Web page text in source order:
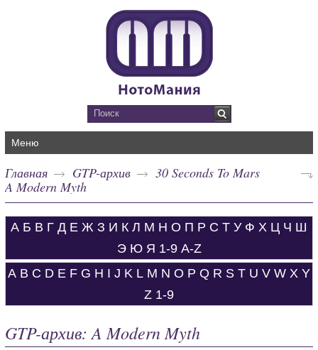
Меню
Главная GTP-архив
30 Seconds To Mars
A Modern Myth
А Б В Г Д Е Ж З И К Л М Н О П Р С Т У Ф Х Ц Ч Ш
Э Ю Я 1-9 A-Z
A B C D E F G H I J K L M N O P Q R S T U V W X Y
Z 1-9
GTP-архив: A Modern Myth